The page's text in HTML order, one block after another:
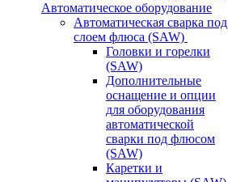
Автоматическое оборудование
Автоматическая сварка под
слоем флюса (SAW)
Головки и горелки
(SAW)
Дополнительные
оснащение и опции
для оборудования
автоматической
сварки под флюсом
(SAW)
Каретки и